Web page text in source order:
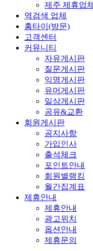
제주 제휴업체
역검색 업체
홈타이(방문)
고객센터
커뮤니티
자유게시판
질문게시판
익명게시판
유머게시판
일상게시판
공유&교환
회원게시판
공지사항
가입인사
출석체크
포인트안내
회원별랭킹
월간집계표
제휴안내
제휴안내
광고위치
옵션안내
제휴문의